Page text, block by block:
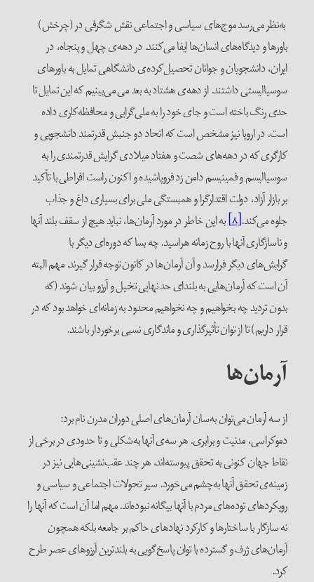
به‌نظر می‌رسد موج‌های سیاسی و اجتماعی نقش شگرفی در (چرخش)
باورها و دیدگاه‌های انسان‌ها ایفا می‌کنند. در دهه‌ی چهل و پنجاه، در
ایران، دانشجویان و جوانان تحصیل‌کرده‌ی دانشگاهی تمایل به باورهای
سوسیالیستی داشتند. از دهه‌ی هشتاد به بعد می می‌بینیم که این تمایل تا
حدی رنگ باخته است و جای خود را به ملی‌گرایی و محافظه‌کاری داده
است. در اروپا نیز مشخص است که اتحاد دو جنبش قدرتمند دانشجویی و
کارگری که در دهه‌های شصت و هفتاد میلادی گرایش قدرتمندی را به
سوسیالیسم و فمینیسم دامن زد فروپاشیده و اکنون راست افراطی با تأکید
بر بازار آزاد، دولت‌ اقتدارگرا و همبستگی ملی برای بسیاری داغ و جذاب
جلوه می‌کند.[۸] به این خاطر در مورد آرمان‌ها، نباید هیچ از سقف بلند آنها
و ناسازگاری آنها با روح زمانه هراسید. چه بسا که دوره‌ای دیگر با
گرایش‌های دیگر فرارسد و آن آرمان‌ها در کانون توجه قرار گیرند. مهم البته
آن است که آرمان‌هایی به بلندای حد نهایی تخیل و آرزو بیان شوند (که
بدون تردید چه بخواهیم و چه نخواهیم محدود به زمانه‌ای خواهد بود که در
قرار داریم) تا از توان تأثیرگذاری و ماندگاری نسبی برخوردار باشند.
آرمان‌ها
از سه آرمان می‌توان به‌سان آرمان‌های اصلی دوران مدرن نام برد:
دموکراسی، مدنیت و برابری. هر سه‌ی آنها به‌شکلی و تا حدودی در برخی از
نقاط جهان کنونی به تحقق پیوسته‌اند، هر چند عقب‌نشینی‌هایی نیز در
زمینه‌ی تحقق آنها به‌چشم می‌خورد. سیر تحولات اجتماعی و سیاسی و
رویکردهای توده‌های مردم با آنها بیگانه نبوده‌اند. مهم اما آن است که آنها را
نه سازگار با ساختارها و کارکرد نهادهای حاکم بر جامعه بلکه همچون
آرمان‌های ژرف و گسترده با توان پاسخ‌گویی به بلندترین آرزوهای عصر طرح
کرد.